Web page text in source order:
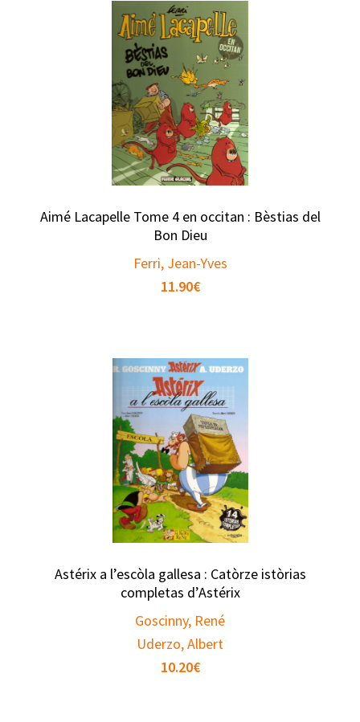
Aimé Lacapelle Tome 4 en occitan : Bèstias del
Bon Dieu
Ferri, Jean-Yves
11.90€
Astérix a l’escòla gallesa : Catòrze istòrias
completas d’Astérix
Goscinny, René
Uderzo, Albert
10.20€